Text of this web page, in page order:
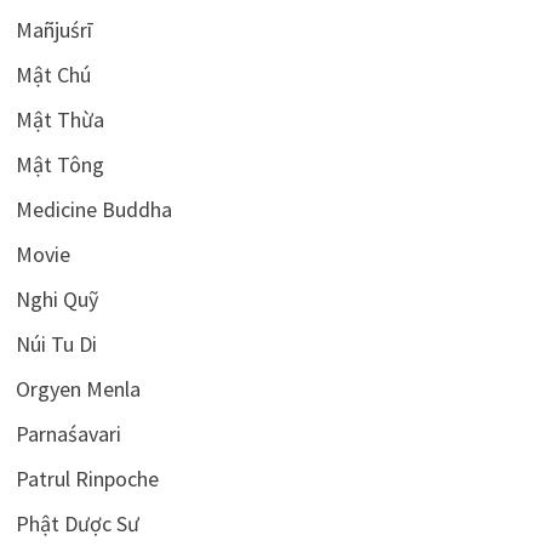
Mañjuśrī
Mật Chú
Mật Thừa
Mật Tông
Medicine Buddha
Movie
Nghi Quỹ
Núi Tu Di
Orgyen Menla
Parnaśavari
Patrul Rinpoche
Phật Dược Sư